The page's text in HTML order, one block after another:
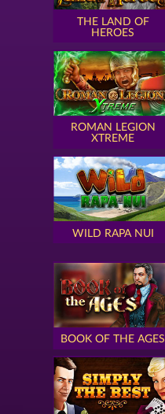
THE LAND OF
HEROES
ROMAN LEGION
XTREME
WILD RAPA NUI
BOOK OF THE AGES